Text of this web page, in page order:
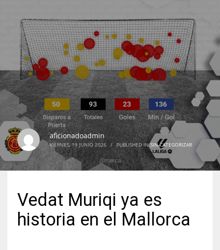
NYJ
ATL
24
aficionadoadmin
VIERNES, 19 JUNIO 2026 / PUBLISHED INSIN CATEGORIZAR
Vedat Muriqi ya es
historia en el Mallorca